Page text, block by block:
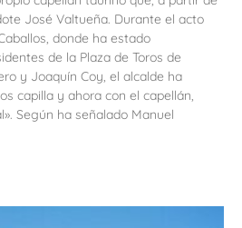
José Valtueña. Durante el acto
donde ha estado
de la Plaza de Toros de
y Joaquín Coy, el alcalde ha
capilla y ahora con el capellán,
Según ha señalado Manuel